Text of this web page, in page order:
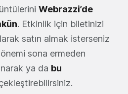
Webrazzi’de
. Etkinlik için biletinizi
satın almak isterseniz
sona ermeden
ya da bu